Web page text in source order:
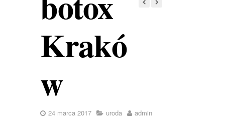
Krakó
w
24 marca 2017 uroda admin